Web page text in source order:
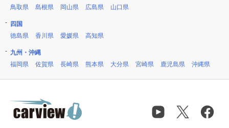
鳥取県
島根県 岡山県 広島県 山口県
四国
徳島県
香川県 愛媛県 高知県
九州・沖縄
福岡県
佐賀県 長崎県 熊本県 大分県 宮崎県 鹿児島県 沖縄県